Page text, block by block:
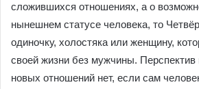
сложившихся отношениях, а о
нынешнем статусе человека, то
одиночку, холостяка или женщину,
своей жизни без мужчины. Перспектив
новых отношений нет, если сам